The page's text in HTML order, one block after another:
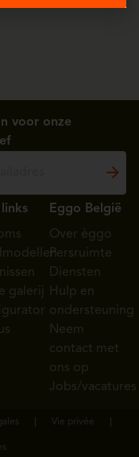
voor onze
galerij
Eggo België
Over èggo
Persruimte
Diensten
Hulp en
ondersteuning
Neem
contact met
ons op
Jobs/vacatures
Vie privée